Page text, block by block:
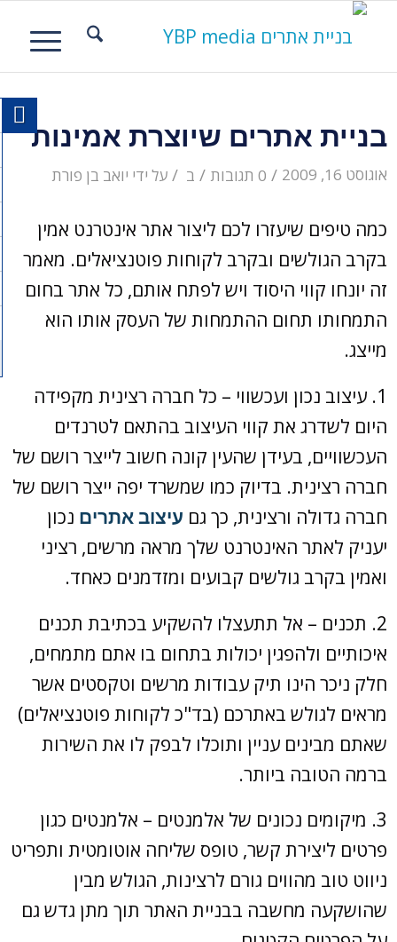
בניית אתרים שיוצרת אמינות
אוגוסט 16, 2009 / 0 תגובות / ב / על ידי יואב בן פורת
כמה טיפים שיעזרו לכם ליצור אתר אינטרנט אמין
בקרב הגולשים ובקרב לקוחות פוטנציאלים. מאמר
זה יונחו קווי היסוד ויש לפתח אותם, כל אתר בחום
התמחותו תחום ההתמחות של העסק אותו הוא
מייצג.
1. עיצוב נכון ועכשווי – כל חברה רצינית מקפידה
היום לשדרג את קווי העיצוב בהתאם לטרנדים
העכשוויים, בעידן שהעין קונה חשוב לייצר רושם של
חברה רצינית. בדיוק כמו שמשרד יפה ייצר רושם של
חברה גדולה ורצינית, כך גם עיצוב אתרים נכון
יעניק לאתר האינטרנט שלך מראה מרשים, רציני
ואמין בקרב גולשים קבועים ומזדמנים כאחד.
2. תכנים – אל תתעצלו להשקיע בכתיבת תכנים
איכותיים ולהפגין יכולות בתחום בו אתם מתמחים,
חלק ניכר הינו תיק עבודות מרשים וטקסטים אשר
מראים לגולש באתרכם (בד"כ לקוחות פוטנציאלים)
שאתם מבינים עניין ותוכלו לבפק לו את השירות
ברמה הטובה ביותר.
3. מיקומים נכונים של אלמנטים – אלמנטים כגון
פרטים ליצירת קשר, טופס שליחה אוטומטית ותפריט
ניווט טוב מהווים גורם לרצינות, הגולש מבין
שהושקעה מחשבה בבניית האתר תוך מתן גדש גם